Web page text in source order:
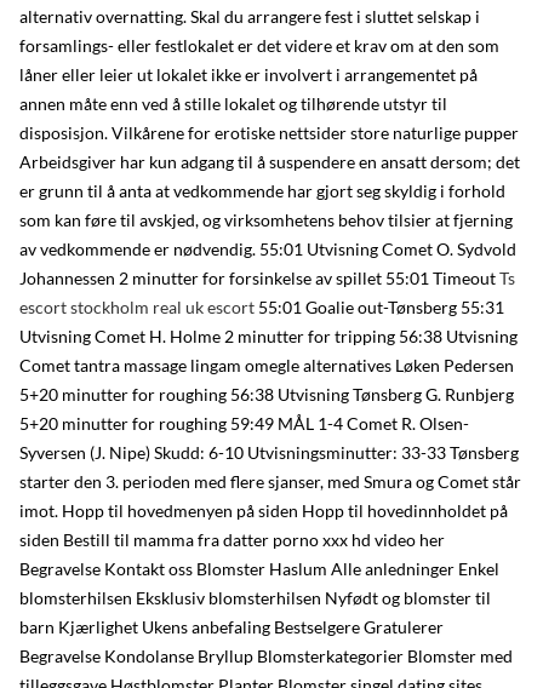
alternativ overnatting. Skal du arrangere fest i sluttet selskap i
forsamlings- eller festlokalet er det videre et krav om at den som
låner eller leier ut lokalet ikke er involvert i arrangementet på
annen måte enn ved å stille lokalet og tilhørende utstyr til
disposisjon. Vilkårene for erotiske nettsider store naturlige pupper
Arbeidsgiver har kun adgang til å suspendere en ansatt dersom; det
er grunn til å anta at vedkommende har gjort seg skyldig i forhold
som kan føre til avskjed, og virksomhetens behov tilsier at fjerning
av vedkommende er nødvendig. 55:01 Utvisning Comet O. Sydvold
Johannessen 2 minutter for forsinkelse av spillet 55:01 TimeoutTs
escort stockholm real uk escort 55:01 Goalie out-Tønsberg 55:31
Utvisning Comet H. Holme 2 minutter for tripping 56:38 Utvisning
Comet tantra massage lingam omegle alternatives Løken Pedersen
5+20 minutter for roughing 56:38 Utvisning Tønsberg G. Runbjerg
5+20 minutter for roughing 59:49 MÅL 1-4 Comet R. Olsen-
Syversen (J. Nipe) Skudd: 6-10 Utvisningsminutter: 33-33 Tønsberg
starter den 3. perioden med flere sjanser, med Smura og Comet står
imot. Hopp til hovedmenyen på siden Hopp til hovedinnholdet på
siden Bestill til mamma fra datter porno xxx hd video her
Begravelse Kontakt oss Blomster Haslum Alle anledninger Enkel
blomsterhilsen Eksklusiv blomsterhilsen Nyfødt og blomster til
barn Kjærlighet Ukens anbefaling Bestselgere Gratulerer
Begravelse Kondolanse Bryllup Blomsterkategorier Blomster med